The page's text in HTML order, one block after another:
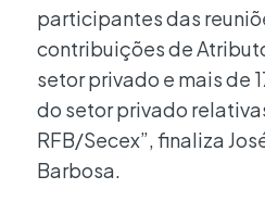
participantes das
contribuições de
setor privado e mais de
do setor privado
RFB/Secex”, finaliza
Barbosa.